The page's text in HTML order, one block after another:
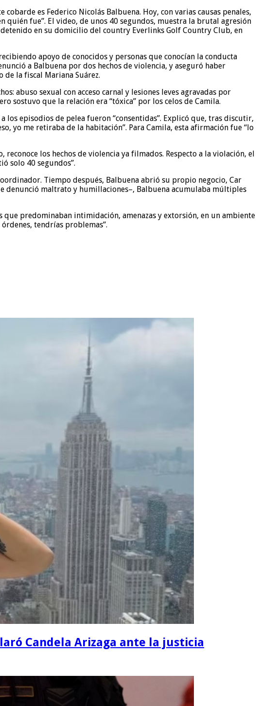
es Federico Nicolás Balbuena. Hoy, con varias causas penales,
quién fue”. El video, de unos 40 segundos, muestra la brutal agresión
en su domicilio del country Everlinks Golf Country Club, en
apoyo de conocidos y personas que conocían la conducta
a Balbuena por dos hechos de violencia, y aseguró haber
de la fiscal Mariana Suárez.
abuso sexual con acceso carnal y lesiones leves agravadas por
sostuvo que la relación era “tóxica” por los celos de Camila.
los episodios de pelea fueron “consentidas”. Explicó que, tras discutir,
yo me retiraba de la habitación”. Para Camila, esta afirmación fue “lo
los hechos de violencia ya filmados. Respecto a la violación, el
solo 40 segundos”.
Tiempo después, Balbuena abrió su propio negocio, Car
denunció maltrato y humillaciones–, Balbuena acumulaba múltiples
predominaban intimidación, amenazas y extorsión, en un ambiente
tendrías problemas”.
Candela Arizaga ante la justicia